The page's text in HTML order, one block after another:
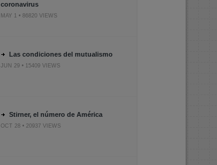
coronavirus
MAY 1 • 86820 VIEWS
Las condiciones del mutualismo
JUN 29 • 15409 VIEWS
Stirner, el número de América
OCT 28 • 20937 VIEWS